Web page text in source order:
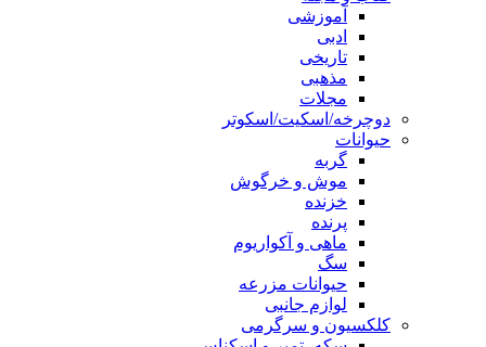
آموزشی
ادبی
تاریخی
مذهبی
مجلات
دوچرخه/اسکیت/اسکوتر
حیوانات
گربه
موش و خرگوش
خزنده
پرنده
ماهی و آکواریوم
سگ
حیوانات مزرعه
لوازم جانبی
کلکسیون و سرگرمی